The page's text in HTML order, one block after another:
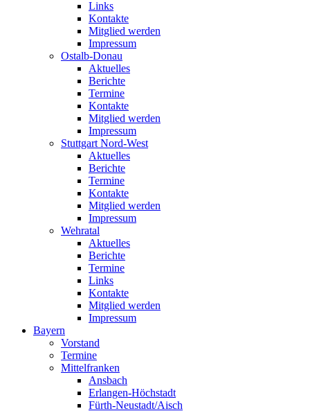
Links
Kontakte
Mitglied werden
Impressum
Ostalb-Donau
Aktuelles
Berichte
Termine
Kontakte
Mitglied werden
Impressum
Stuttgart Nord-West
Aktuelles
Berichte
Termine
Kontakte
Mitglied werden
Impressum
Wehratal
Aktuelles
Berichte
Termine
Links
Kontakte
Mitglied werden
Impressum
Bayern
Vorstand
Termine
Mittelfranken
Ansbach
Erlangen-Höchstadt
Fürth-Neustadt/Aisch